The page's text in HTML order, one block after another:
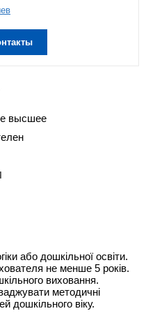
высшее
або дошкільної освіти.
не менше 5 років.
виховання.
методичні
дошкільного віку.